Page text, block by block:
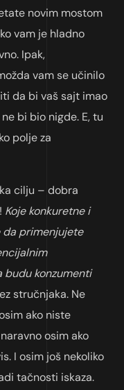
novim mostom
vam je hladno
Ipak,
vam se učinilo
da bi vaš sajt imao
bi bio nigde. E, tu
polje za
cilju – dobra
! Koje konkuretne i
da primenjujete
budu konzumenti
stručnjaka. Ne
ako niste
osim ako
I osim još nekoliko
tačnosti iskaza.